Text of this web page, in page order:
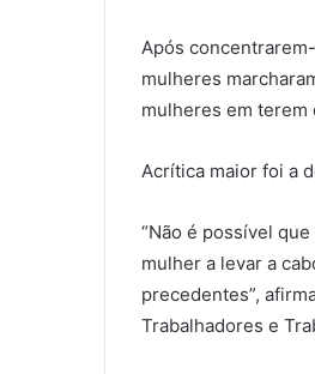
Após
mulheres
mulheres em
Acrítica maior foi a
“Não é possível
mulher a levar a
precedentes”,
Trabalhadores e